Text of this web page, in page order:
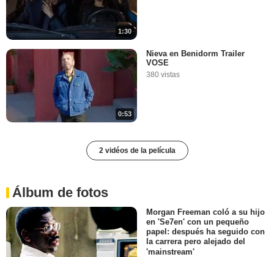
1:30
0:53
Nieva en Benidorm Trailer
VOSE
380 vistas
2 vidéos de la película
Álbum de fotos
Morgan Freeman coló a su hijo
en 'Se7en' con un pequeño
papel: después ha seguido con
la carrera pero alejado del
'mainstream'